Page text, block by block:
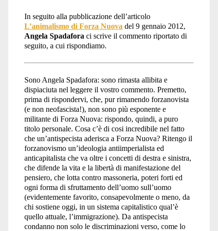
In seguito alla pubblicazione dell’articolo
L’animalismo di Forza Nuova del 9 gennaio 2012,
Angela Spadafora ci scrive il commento riportato di
seguito, a cui rispondiamo.
Sono Angela Spadafora: sono rimasta allibita e
dispiaciuta nel leggere il vostro commento. Premetto,
prima di rispondervi, che, pur rimanendo forzanovista
(e non neofascista!), non sono più esponente e
militante di Forza Nuova: rispondo, quindi, a puro
titolo personale. Cosa c’è di cosi incredibile nel fatto
che un’antispecista aderisca a Forza Nuova? Ritengo il
forzanovismo un’ideologia antiimperialista ed
anticapitalista che va oltre i concetti di destra e sinistra,
che difende la vita e la libertà di manifestazione del
pensiero, che lotta contro massoneria, poteri forti ed
ogni forma di sfruttamento dell’uomo sull’uomo
(evidentemente favorito, consapevolmente o meno, da
chi sostiene oggi, in un sistema capitalistico qual’è
quello attuale, l’immigrazione). Da antispecista
condanno non solo le discriminazioni verso, come lo